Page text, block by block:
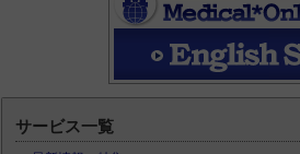
サービス一覧